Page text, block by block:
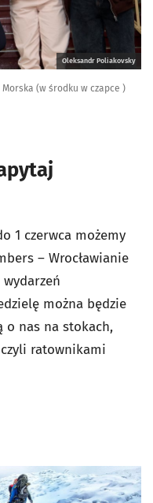
Oleksandr Poliakovsky
(w środku w czapce )
1 czerwca możemy
– Wrocławianie
wydarzeń
można będzie
o nas na stokach,
ratownikami